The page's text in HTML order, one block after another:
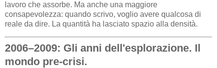
lavoro che assorbe. Ma anche una maggiore
consapevolezza: quando scrivo, voglio avere qualcosa di
reale da dire. La quantità ha lasciato spazio alla densità.
2006–2009: Gli anni dell'esplorazione. Il
mondo pre-crisi.